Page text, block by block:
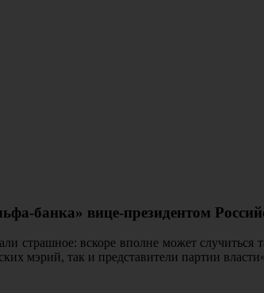
банка» вице-президентом
страшное: вскоре вполне может случиться
мэрий, так и представители партии